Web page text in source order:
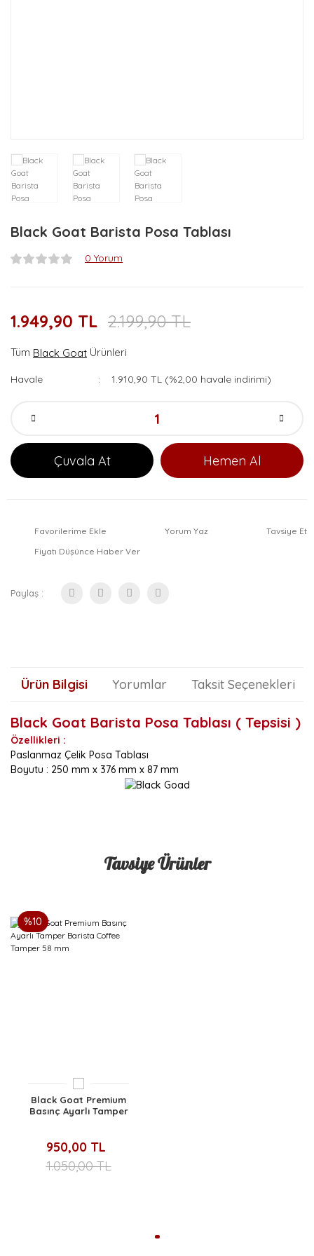
Black Goat Barista Posa Tablası
0 Yorum
1.949,90 TL 2.199,90 TL
Tüm Black Goat Ürünleri
Havale 1.910,90 TL (%2,00 havale indirimi)
Çuvala At Hemen Al
Favorilerime Ekle Yorum Yaz
Tavsiye Et
Fiyatı Düşünce Haber Ver
Paylaş :
Ürün Bilgisi Yorumlar Taksit Seçenekleri
Black Goat Barista Posa Tablası ( Tepsisi )
Özellikleri :
Paslanmaz Çelik Posa Tablası
Boyutu : 250 mm x 376 mm x 87 mm
Görüş ve önerileriniz için teşekkür ederiz.
Ürün açıklamasında eksik bilgiler bulunuyor.
Ürün bilgilerinde hatalar bulunuyor.
Tavsiye Ürünler
Black Goat Premium
Basınç Ayarlı Tamper
%10
950,00 TL
1.050,00 TL